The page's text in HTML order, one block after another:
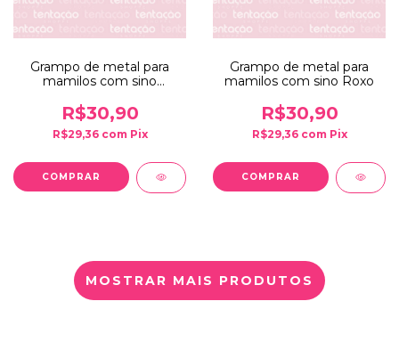
Grampo de metal para
mamilos com sino
R$30,90
R$29,36 com Pix
Grampo de metal para
mamilos com sino Roxo
R$30,90
R$29,36 com Pix
MOSTRAR MAIS PRODUTOS